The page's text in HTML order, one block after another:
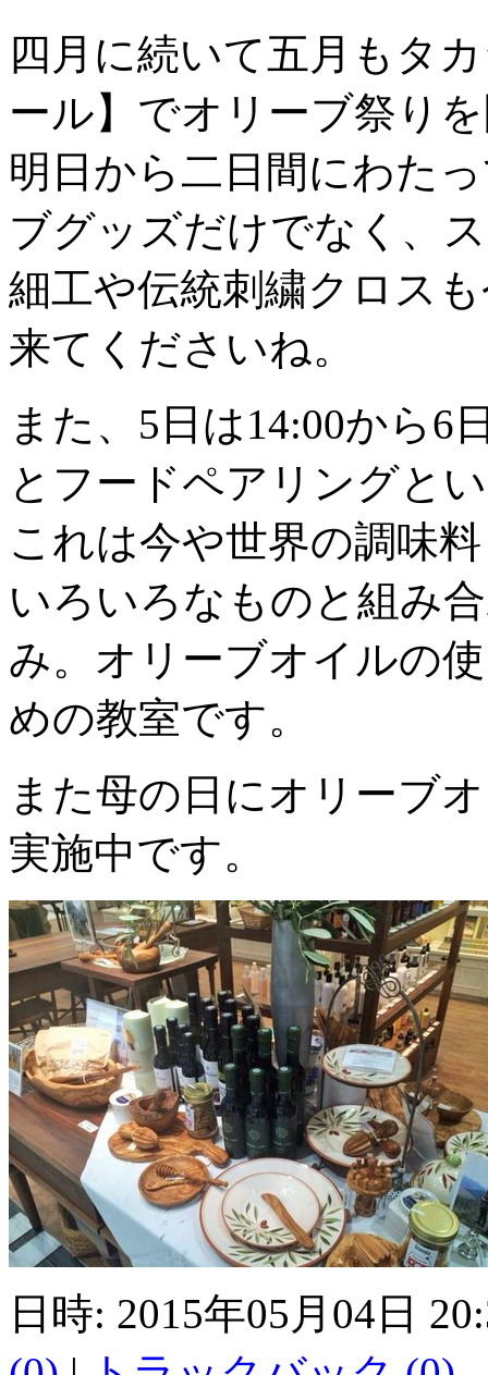
四月に続いて五月もタ
ール】でオリーブ祭り
明日から二日間にわた
ブグッズだけでなく、
細工や伝統刺繍クロス
来てくださいね。
また、5日は14:00から6
とフードペアリングと
これは今や世界の調味
いろいろなものと組み
み。オリーブオイルの
めの教室です。
また母の日にオリーブ
実施中です。
日時: 2015年05月04日